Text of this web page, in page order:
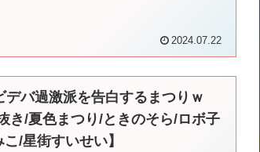
2024.07.22
デバ過激派を告白するまつりｗ
き/夏色まつり/ときのそら/ロボ子
/星街すいせい】